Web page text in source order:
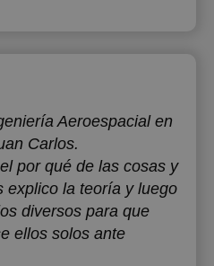
Aeroespacial en
Carlos.
por qué de las cosas y
explico la teoría y luego
diversos para que
ellos solos ante